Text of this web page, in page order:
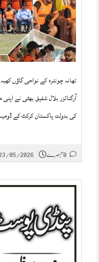
تھانہ چونترہ کے نواحی گاؤں
آرگنائزر بلال شفیق بھٹی نے
کی بدولت پاکستان کرکٹ کے
05/2026